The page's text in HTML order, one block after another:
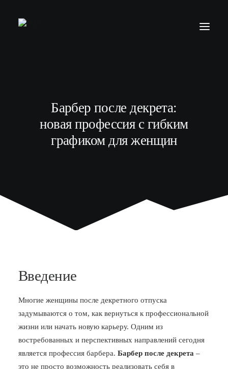
МОДЕЛЯМ
ВЫПУСКНИКИ
Барбер после декрета:
новая профессия с гибким
графиком для женщин
Введение
Многие женщины после декретного отпуска
задумываются о том, как вернуться к профессиональной
жизни или начать новую карьеру. Одним из
востребованных и перспективных направлений сегодня
является профессия барбера. Барбер после декрета –
это не просто возможность реализовать себя в